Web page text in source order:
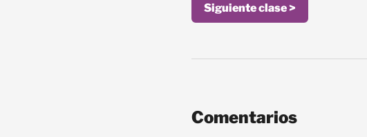
Siguiente clase >
Comentarios